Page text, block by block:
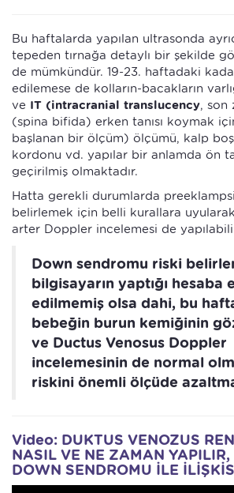
Bu haftalarda yapılan ultrasonda
tepeden tırnağa detaylı bir şekilde
de mümkündür. 19-23. haftadaki
edilemese de kolların-bacakların
ve IT (intracranial translucency, son
(spina bifida) erken tanısı koymak
başlanan bir ölçüm) ölçümü, kalp
kordonu vd. yapılar bir anlamda ön
geçirilmiş olmaktadır.
Hatta gerekli durumlarda preeklampsi
belirlemek için belli kurallara
arter Doppler incelemesi de
Down sendromu riski
bilgisayarın yaptığı hesaba
edilmemiş olsa dahi, bu
bebeğin burun kemiğinin
ve Ductus Venosus Doppler
incelemesinin de normal
riskini önemli ölçüde
Video: DUKTUS VENOZUS
NASIL VE NE ZAMAN YAPILIR,
DOWN SENDROMU İLE